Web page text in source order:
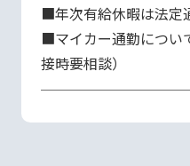
■年次有給休暇は法定
■マイカー通勤につい
接時要相談）